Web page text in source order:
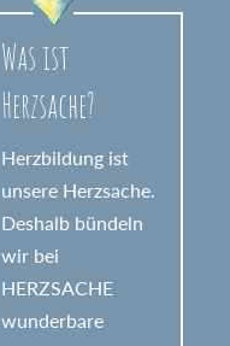
Was ist
Herzsache?
Herzbildung ist
unsere Herzsache.
Deshalb bündeln
wir bei
HERZSACHE
wunderbare